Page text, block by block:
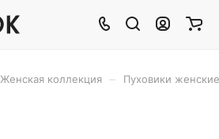
Женская коллекция Пуховики женские